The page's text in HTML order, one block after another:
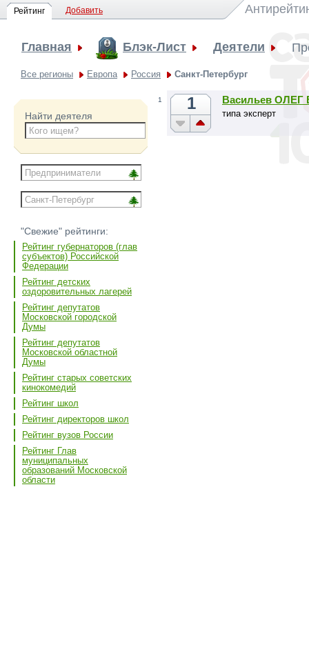
Рейтинг Добавить
Главная Блэк-Лист Деятели
Все регионы Европа Россия Санкт-Петербург
Найти деятеля
"Свежие" рейтинги:
Рейтинг губернаторов (глав
субъектов) Российской
Федерации
Рейтинг детских
оздоровительных лагерей
Рейтинг депутатов
Московской городской
Думы
Рейтинг депутатов
Московской областной
Думы
Рейтинг старых советских
кинокомедий
Рейтинг школ
Рейтинг директоров школ
Рейтинг вузов России
Рейтинг Глав
муниципальных
образований Московской
области
1 1 Васильев
типа эксперт